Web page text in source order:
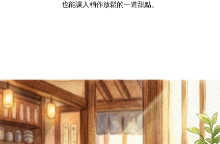
也能讓人稍作放鬆的一道甜點。